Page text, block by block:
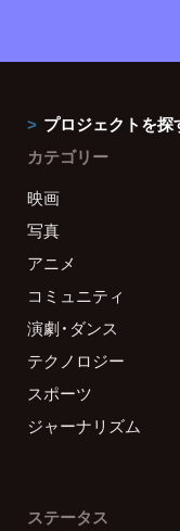
プロジェクトを探
カテゴリー
映画
写真
アニメ
コミュニティ
演劇・ダンス
テクノロジー
スポーツ
ジャーナリズム
ステータス